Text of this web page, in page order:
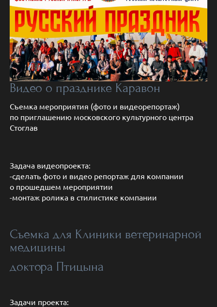
Видео о празднике Каравон
Съемка мероприятия (фото и видеорепортаж)
по приглашению московского культурного центра
Стоглав
Задача видеопроекта:
-сделать фото и видео репортаж для компании
о прошедшем мероприятии
-монтаж ролика в стилистике компании
Съемка для Клиники ветеринарной
медицины
доктора Птицына
Задачи проекта: